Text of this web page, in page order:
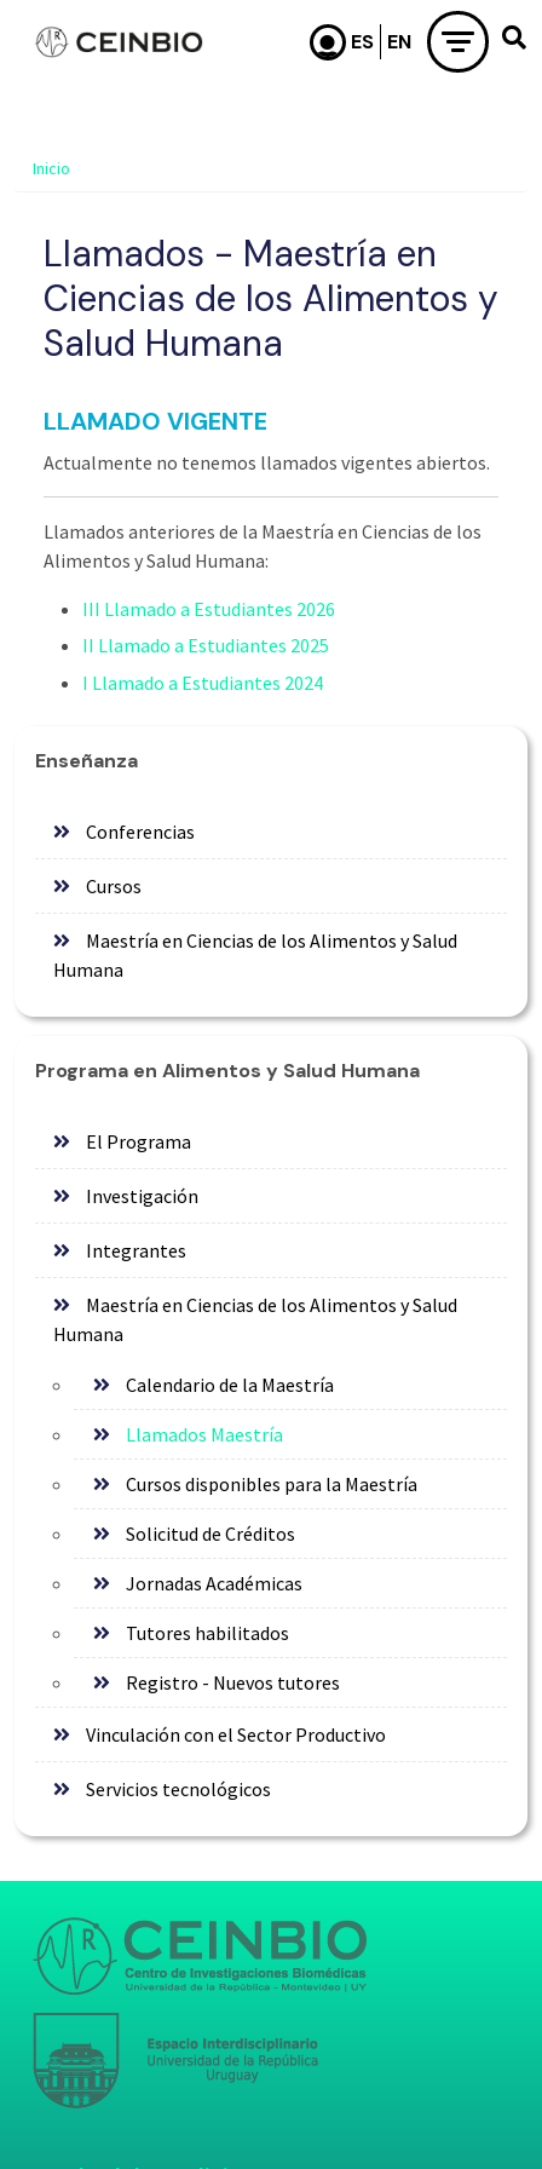
Pasar al contenido principal
Inicio
Llamados - Maestría en
Ciencias de los Alimentos y
Salud Humana
LLAMADO VIGENTE
Actualmente no tenemos llamados vigentes abiertos.
Llamados anteriores de la Maestría en Ciencias de los
Alimentos y Salud Humana:
III Llamado a Estudiantes 2026
II Llamado a Estudiantes 2025
I Llamado a Estudiantes 2024
Enseñanza
Conferencias
Cursos
Maestría en Ciencias de los Alimentos y Salud
Humana
Programa en Alimentos y Salud Humana
El Programa
Investigación
Integrantes
Maestría en Ciencias de los Alimentos y Salud
Humana
Calendario de la Maestría
Llamados Maestría
Cursos disponibles para la Maestría
Solicitud de Créditos
Jornadas Académicas
Tutores habilitados
Registro - Nuevos tutores
Vinculación con el Sector Productivo
Servicios tecnológicos